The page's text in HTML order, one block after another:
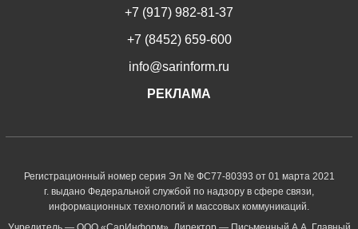
+7 (917) 982-81-37
+7 (8452) 659-600
info@sarinform.ru
РЕКЛАМА
Регистрационный номер серия Эл № ФС77-80393 от 01 марта 2021
г. выдано Федеральной службой по надзору в сфере связи,
информационных технологий и массовых коммуникаций.